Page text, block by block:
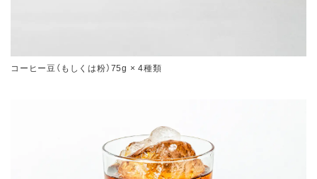
コーヒー豆（もしくは粉）75g × 4種類